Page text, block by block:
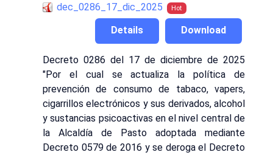
dec_0286_17_dic_2025 Hot
Download
Details
Decreto 0286 del 17 de diciembre de 2025
"Por el cual se actualiza la política de
prevención de consumo de tabaco, vapers,
cigarrillos electrónicos y sus derivados, alcohol
y sustancias psicoactivas en el nivel central de
la Alcaldía de Pasto adoptada mediante
Decreto 0579 de 2016 y se deroga el Decreto